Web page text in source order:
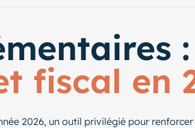
:
fiscal en
2026, un outil privilégié pour